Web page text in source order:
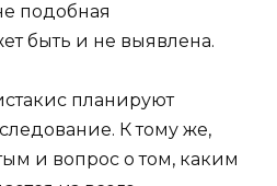
подобная
быть и не выявлена.
планируют
К тому же,
и вопрос о том, каким